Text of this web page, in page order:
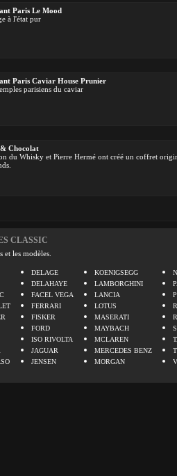
Paris Le Mood
à l'état pur
Paris Caviar House Prunier
parisiens du caviar
Chocolat
du Whisky et Pierre Hermé ont créé un coffret
CLASSIC
et les modèles.
DELAGE
DELAHAYE
FACEL VEGA
FERRARI
FISKER
FORD
ISO RIVOLTA
JAGUAR
JENSEN
KOENIGSEGG
LAMBORGHINI
LANCIA
LOTUS
MASERATI
MAYBACH
MCLAREN
MERCEDES BENZ
MORGAN